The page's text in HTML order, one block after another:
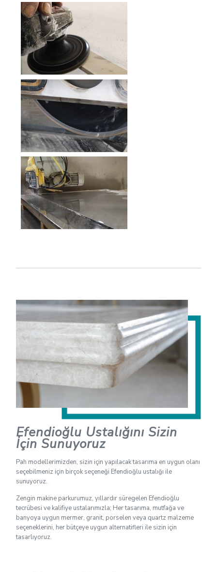
Efendioğlu Ustalığını Sizin
İçin Sunuyoruz
Pah modellerimizden, sizin için yapılacak tasarıma en uygun olanı
seçebilmeniz için birçok seçeneği Efendioğlu ustalığı ile
sunuyoruz.
Zengin makine parkurumuz, yıllardır süregelen Efendioğlu
tecrübesi ve kalifiye ustalarımızla; Her tasarıma, mutfağa ve
banyoya uygun mermer, granit, porselen veya quartz malzeme
seçeneklerini, her bütçeye uygun alternatifleri ile sizin için
tasarlıyoruz.